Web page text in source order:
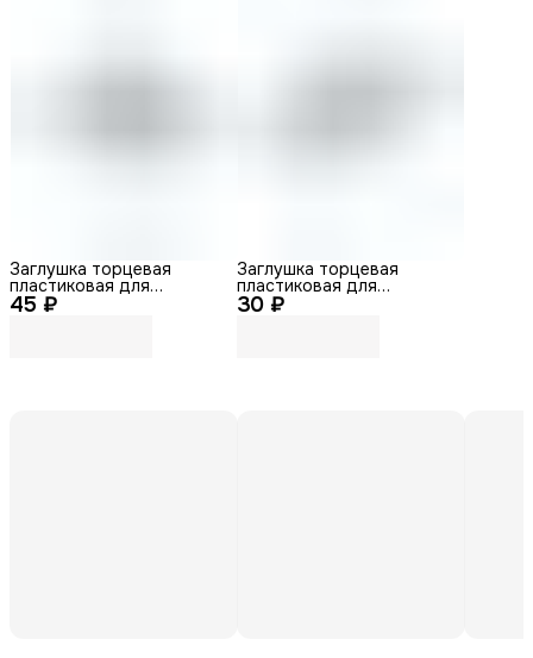
45 ₽
Заглушка торцевая
пластиковая для
врезного профиля 49х32
мм
30 ₽
Заглушка торцевая
пластиковая для
врезного профиля 34х7
мм